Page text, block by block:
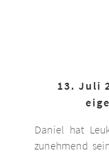
13. Juli
Daniel hat
zunehmend